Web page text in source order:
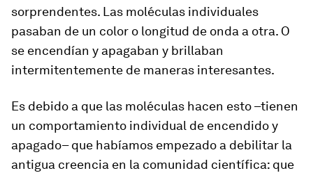
sorprendentes. Las moléculas individuales
pasaban de un color o longitud de onda a otra. O
se encendían y apagaban y brillaban
intermitentemente de maneras interesantes.
Es debido a que las moléculas hacen esto –tienen
un comportamiento individual de encendido y
apagado– que habíamos empezado a debilitar la
antigua creencia en la comunidad científica: que